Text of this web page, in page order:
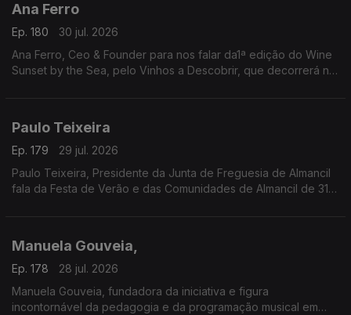
Ana Ferro
Ep. 180
30 jul. 2026
Ana Ferro, Ceo & Founder para nos falar da1ª edição do Wine
Sunset by the Sea, pelo Vinhos a Descobrir, que decorrerá no
Paulo Teixeira
Ep. 179
29 jul. 2026
Paulo Teixeira, Presidente da Junta de Freguesia de Almancil
fala da Festa de Verão e das Comunidades de Almancil de 31
A entrada é gratuita e as portas abrem todos os dias às 18h00.
Manuela Gouveia,
Ep. 178
28 jul. 2026
Manuela Gouveia, fundadora da iniciativa e figura
incontornável da pedagogia e da programação musical em